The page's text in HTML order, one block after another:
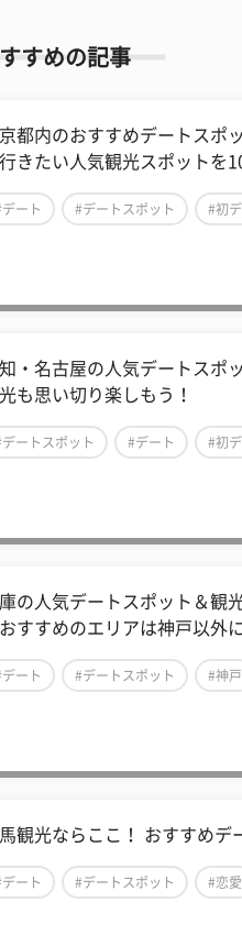
すめの記事
都内のおすすめデートスポ
きたい人気観光スポットを
ート #デートスポット #初
・名古屋の人気デートスポ
も思い切り楽しもう！
ートスポット #デート #初
の人気デートスポット＆観
すすめのエリアは神戸以外
ート #デートスポット #神戸
観光ならここ！ おすすめデ
ート #デートスポット #恋愛